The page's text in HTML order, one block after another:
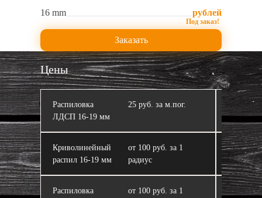
16 mm рублей
Заказать
Цены
Распиловка
ЛДСП 16‑19 мм
25 руб. за м.пог.
Криволинейный
распил 16‑19 мм
от 100 руб. за 1
радиус
ЛДСП
Распиловка
от 100 руб. за 1
Склейка